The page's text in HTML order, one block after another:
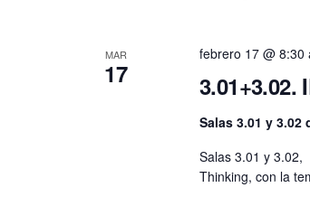
MAR
17
febrero 17 @ 8:30
Salas 3.01 y 3.02
Salas 3.01 y 3.02,
Thinking, con la